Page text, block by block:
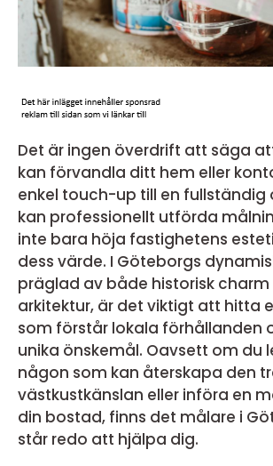
Det är ingen överdrift att säga
kan förvandla ditt hem eller
enkel touch-up till en fullständig
kan professionellt utförda
inte bara höja fastighetens
dess värde. I Göteborgs
präglad av både historisk
arkitektur, är det viktigt att hitta
som förstår lokala förhållanden
unika önskemål. Oavsett om du
någon som kan återskapa den
västkustkänslan eller införa en
din bostad, finns det målare i
står redo att hjälpa dig.